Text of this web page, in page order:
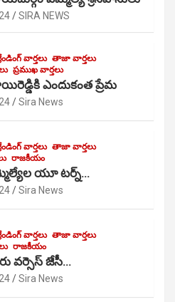
SIRA NEWS
వార్తలు తాజా వార్తలు
ప్రముఖ వార్తలు
ఎందుకంత ప్రేమ
Sira News
వార్తలు తాజా వార్తలు
రాజకీయం
యూ టర్న్…
Sira News
వార్తలు తాజా వార్తలు
రాజకీయం
వర్సెస్ జేసీ…
Sira News